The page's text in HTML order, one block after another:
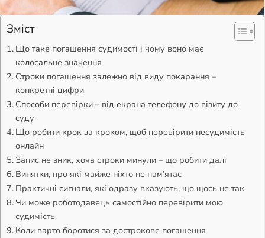
Зміст
Що таке погашення судимості і чому воно має
колосальне значення
Строки погашення залежно від виду покарання –
конкретні цифри
Способи перевірки – від екрана телефону до візиту до
суду
Що робити крок за кроком, щоб перевірити несудимість
онлайн
Запис не зник, хоча строки минули – що робити далі
Винятки, про які майже ніхто не пам’ятає
Практичні сигнали, які одразу вказують, що щось не так
Чи може роботодавець самостійно перевірити мою
судимість
Коли варто боротися за дострокове погашення